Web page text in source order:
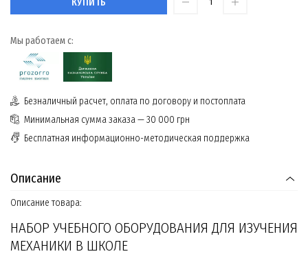
Мы работаем с:
Безналичный расчет, оплата по договору и постоплата
Минимальная сумма заказа — 30 000 грн
Бесплатная информационно-методическая поддержка
Описание
Описание товара:
НАБОР УЧЕБНОГО ОБОРУДОВАНИЯ ДЛЯ ИЗУЧЕНИЯ
МЕХАНИКИ В ШКОЛЕ